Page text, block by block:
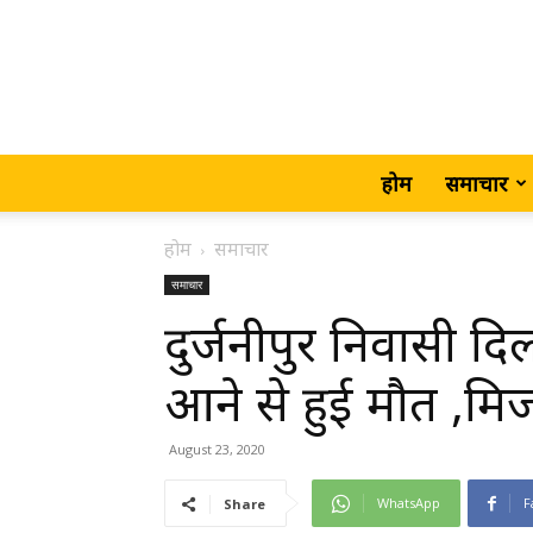
होम समाचार
होम समाचार
समाचार
दुर्जनीपुर निवासी
आने से हुई मौत
August 23, 2020
Share WhatsApp